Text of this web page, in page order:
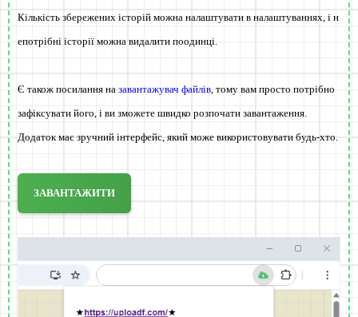
Кількість збережених історій можна налаштувати в налаштуваннях, і н
епотрібні історії можна видалити поодинці.
Є також посилання на завантажувач файлів , тому вам просто потрібно
зафіксувати його, і ви зможете швидко розпочати завантаження.
Додаток має зручний інтерфейс, який може використовувати будь-хто.
ЗАВАНТАЖИТИ